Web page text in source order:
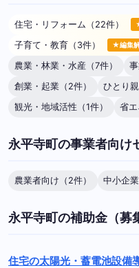
住宅・リフォーム（22件）
子育て・教育（3件） ★編集
農業・林業・水産（7件）
創業・起業（2件）
ひとり親
観光・地域活性（1件）
省エ
永平寺町の事業者向け
農業者向け（2件） 中小企業
永平寺町の補助金（募
住宅の太陽光・蓄電池設備